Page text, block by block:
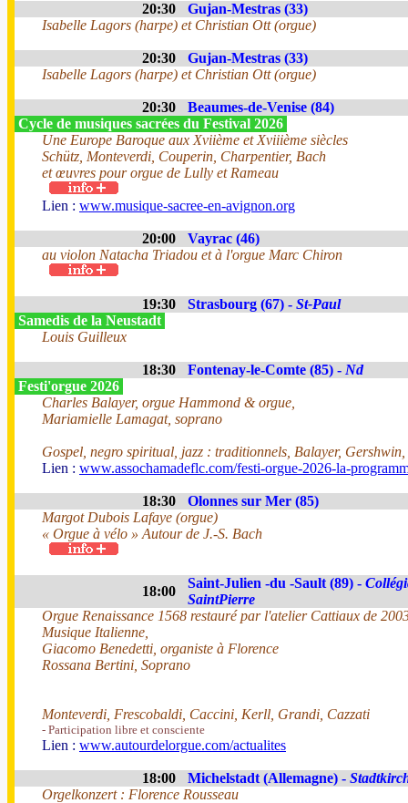
20:30
Gujan-Mestras (33)
Isabelle Lagors (harpe) et Christian Ott (orgue)
20:30
Gujan-Mestras (33)
Isabelle Lagors (harpe) et Christian Ott (orgue)
20:30
Beaumes-de-Venise (84)
Cycle de musiques sacrées du Festival 2026
Une Europe Baroque aux Xviième et Xviiième siècles
Schütz, Monteverdi, Couperin, Charpentier, Bach
et œuvres pour orgue de Lully et Rameau
Lien : www.musique-sacree-en-avignon.org
20:00
Vayrac (46)
au violon Natacha Triadou et à l'orgue Marc Chiron
19:30 Strasbourg (67) - St-Paul
Samedis de la Neustadt
Louis Guilleux
18:30 Fontenay-le-Comte (85) - Nd
Festi'orgue 2026
Charles Balayer, orgue Hammond & orgue,
Mariamielle Lamagat, soprano
Gospel, negro spiritual, jazz : traditionnels, Balayer, Gershwin,
Lien : www.assochamadeflc.com/festi-orgue-2026-la-
18:30
Olonnes sur Mer (85)
Margot Dubois Lafaye (orgue)
« Orgue à vélo » Autour de J.-S. Bach
18:00
Saint-Julien -du -Sault (89) -
SaintPierre
Orgue Renaissance 1568 restauré par l'atelier Cattiaux de
Musique Italienne,
Giacomo Benedetti, organiste à Florence
Rossana Bertini, Soprano
Monteverdi, Frescobaldi, Caccini, Kerll, Grandi, Cazzati
- Participation libre et consciente
Lien : www.autourdelorgue.com/actualites
18:00 Michelstadt (Allemagne) -
Orgelkonzert : Florence Rousseau